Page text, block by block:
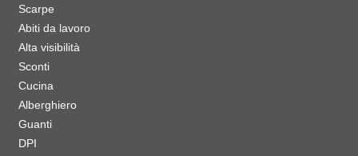
Scarpe
Abiti da lavoro
Alta visibilità
Sconti
Cucina
Alberghiero
Guanti
DPI